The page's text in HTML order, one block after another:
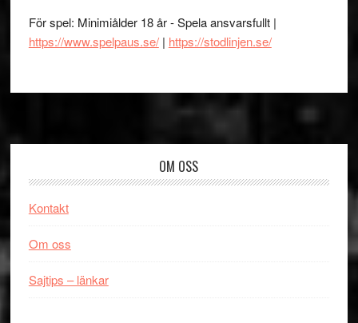
För spel: Minimiålder 18 år - Spela ansvarsfullt |
https://www.spelpaus.se/| https://stodlinjen.se/
OM OSS
Kontakt
Om oss
Sajtips – länkar